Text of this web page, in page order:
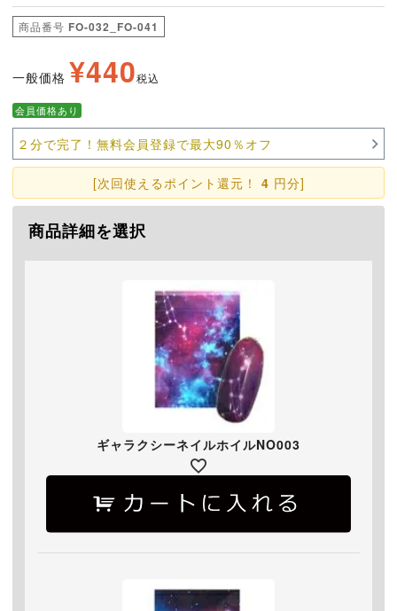
商品番号 FO-032_FO-041
一般価格 ¥440税込
会員価格あり
２分で完了！無料会員登録で最大90％オフ
[次回使えるポイント還元！ 4 円分]
商品詳細を選択
ギャラクシーネイルホイルNO003